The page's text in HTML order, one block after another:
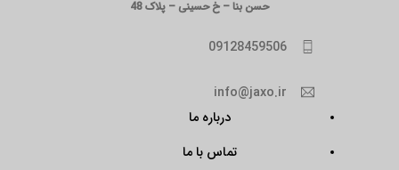
حسن بنا – خ حسینی – پلاک 48
09128459506
info@jaxo.ir
درباره ما
تماس با ما